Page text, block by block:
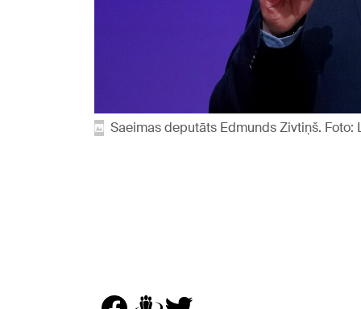
Saeimas deputāts Edmunds Zivtiņš. Foto: